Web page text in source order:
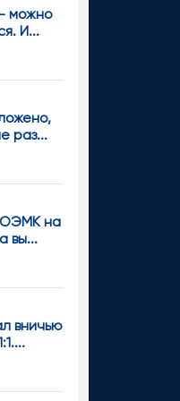
можно
И...
раз...
на
вы...
вничью